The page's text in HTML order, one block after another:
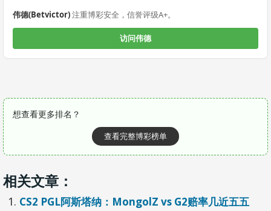
伟德(Betvictor)注重博彩安全，信誉评级A+。
访问伟德
想查看更多排名？
查看完整博彩榜单
相关文章：
CS2 PGL阿斯塔纳：MongolZ vs G2赔率几近五五